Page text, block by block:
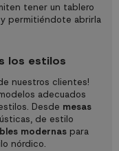
tener un tablero
permitiéndote abrirla
los estilos
nuestros clientes!
adecuados
Desde mesas
de estilo
modernas para
nórdico.